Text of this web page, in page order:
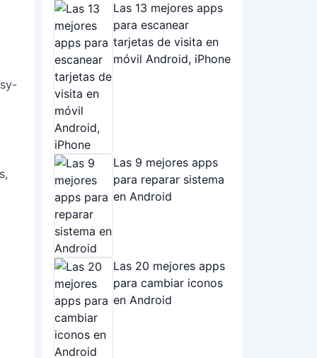
Las 13 mejores apps
para escanear
tarjetas de visita en
móvil Android, iPhone
Las 9 mejores apps
para reparar sistema
en Android
Las 20 mejores apps
para cambiar iconos
en Android